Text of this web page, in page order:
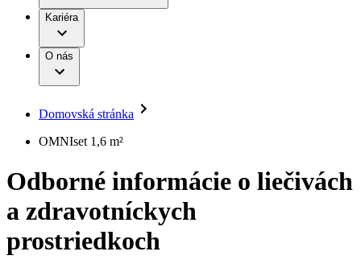
Terapie
Kontinencia a urológia
Liečba bolesti
Miniinvazívna chirurgia
Nutričná terapia
Onkológia
Ortopédia
Prevencia a kontrola infekcií
Spinálna chirurgia
Starostlivosť o rany
B. Braun Avitum
Ochorenia
Služby pre pacientov
Práca a kariéra
Naša kultúra
Vaša príležitosť
Zodpovednosť
Médiá
Tlačové správy
Kontakt
Kontaktný formulár
Spoločnosť
Kariéra
O nás
Domovská stránka
OMNIset 1,6 m²
Odborné informácie o liečivách
a zdravotníckych
prostriedkoch